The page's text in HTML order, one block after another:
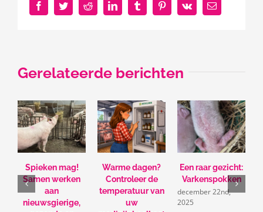
FacebookTwitterRedditLinkedInTumblr PinterestVk
E-
mail
Gerelateerde berichten
Spieken mag!
Samen werken
aan
nieuwsgierige,
Warme dagen?
Controleer de
temperatuur van
uw
Een raar gezicht:
Varkenspokken
december 22nd,
2025